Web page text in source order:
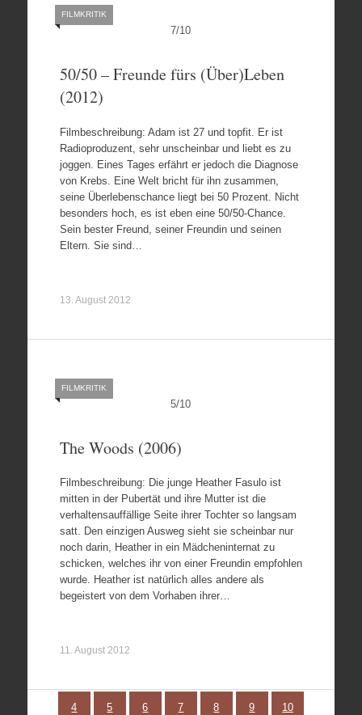
7/10
FILMKRITIK
50/50 – Freunde fürs (Über)Leben
(2012)
Filmbeschreibung: Adam ist 27 und topfit. Er ist
Radioproduzent, sehr unscheinbar und liebt es zu
joggen. Eines Tages erfährt er jedoch die Diagnose
von Krebs. Eine Welt bricht für ihn zusammen,
seine Überlebenschance liegt bei 50 Prozent. Nicht
besonders hoch, es ist eben eine 50/50-Chance.
Sein bester Freund, seiner Freundin und seinen
Eltern. Sie sind…
13. August 2012
5/10
FILMKRITIK
The Woods (2006)
Filmbeschreibung: Die junge Heather Fasulo ist
mitten in der Pubertät und ihre Mutter ist die
verhaltensauffällige Seite ihrer Tochter so langsam
satt. Den einzigen Ausweg sieht sie scheinbar nur
noch darin, Heather in ein Mädcheninternat zu
schicken, welches ihr von einer Freundin empfohlen
wurde. Heather ist natürlich alles andere als
begeistert von dem Vorhaben ihrer…
11. August 2012
4 5 6 7 8 9 10